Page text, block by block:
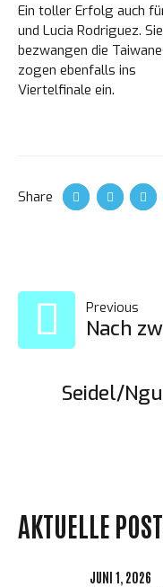
Ein toller Erfolg auch
und Lucia Rodriguez. Sie
bezwangen die
zogen ebenfalls ins
Viertelfinale ein.
Share
Previous
Nach
Seidel/
AKTUELLE
JUNI 1, 2026